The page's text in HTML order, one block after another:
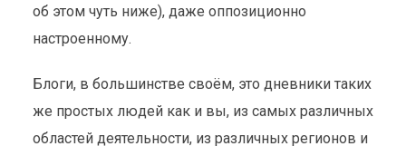
об этом чуть ниже), даже оппозиционно
настроенному.
Блоги, в большинстве своём, это дневники таких
же простых людей как и вы, из самых различных
областей деятельности, из различных регионов и